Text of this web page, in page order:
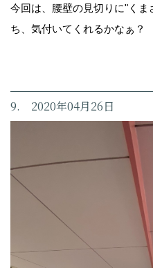
今回は、腰壁の見切りに"く
ち、気付いてくれるかなぁ？
9. 2020年04月26日